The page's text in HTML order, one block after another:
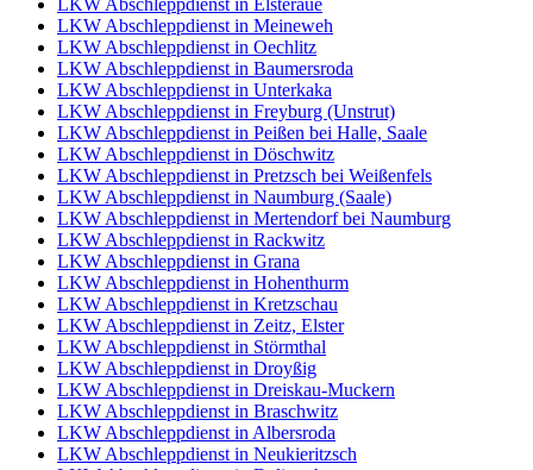
LKW Abschleppdienst in Meineweh
LKW Abschleppdienst in Oechlitz
LKW Abschleppdienst in Baumersroda
LKW Abschleppdienst in Unterkaka
LKW Abschleppdienst in Freyburg (Unstrut)
LKW Abschleppdienst in Peißen bei Halle, Saale
LKW Abschleppdienst in Döschwitz
LKW Abschleppdienst in Pretzsch bei Weißenfels
LKW Abschleppdienst in Naumburg (Saale)
LKW Abschleppdienst in Mertendorf bei Naumburg
LKW Abschleppdienst in Rackwitz
LKW Abschleppdienst in Grana
LKW Abschleppdienst in Hohenthurm
LKW Abschleppdienst in Kretzschau
LKW Abschleppdienst in Zeitz, Elster
LKW Abschleppdienst in Störmthal
LKW Abschleppdienst in Droyßig
LKW Abschleppdienst in Dreiskau-Muckern
LKW Abschleppdienst in Braschwitz
LKW Abschleppdienst in Albersroda
LKW Abschleppdienst in Neukieritzsch